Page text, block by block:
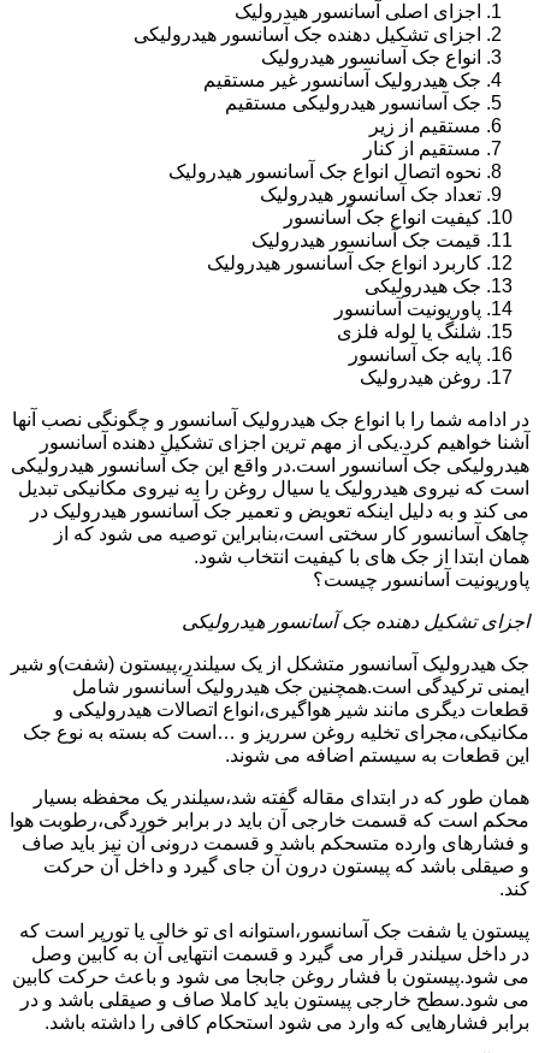
اجزای اصلی آسانسور هیدرولیک
اجزای تشکیل دهنده جک آسانسور هیدرولیکی
انواع جک آسانسور هیدرولیک
جک هیدرولیک آسانسور غیر مستقیم
جک آسانسور هیدرولیکی مستقیم
مستقیم از زیر
مستقیم از کنار
نحوه اتصال انواع جک آسانسور هیدرولیک
تعداد جک آسانسور هیدرولیک
کیفیت انواع جک آسانسور
قیمت جک آسانسور هیدرولیک
کاربرد انواع جک آسانسور هیدرولیک
جک هیدرولیکی
پاوریونیت آسانسور
شلنگ یا لوله فلزی
پایه جک آسانسور
روغن هیدرولیک
در ادامه شما را با انواع جک هیدرولیک آسانسور و چگونگی نصب آنها
آشنا خواهیم کرد.یکی از مهم ترین اجزای تشکیل دهنده آسانسور
هیدرولیکی جک آسانسور است.در واقع این جک آسانسور هیدرولیکی
است که نیروی هیدرولیک یا سیال روغن را به نیروی مکانیکی تبدیل
می کند و به دلیل اینکه تعویض و تعمیر جک آسانسور هیدرولیک در
چاهک آسانسور کار سختی است،بنابراین توصیه می شود که از
همان ابتدا از جک های با کیفیت انتخاب شود.
پاوریونیت آسانسور چیست؟
اجزای تشکیل دهنده جک آسانسور هیدرولیکی
جک هیدرولیک آسانسور متشکل از یک سیلندر،پیستون (شفت)و شیر
ایمنی ترکیدگی است.همچنین جک هیدرولیک آسانسور شامل
قطعات دیگری مانند شیر هواگیری،انواع اتصالات هیدرولیکی و
مکانیکی،مجرای تخلیه روغن سرریز و …است که بسته به نوع جک
این قطعات به سیستم اضافه می شوند.
همان طور که در ابتدای مقاله گفته شد،سیلندر یک محفظه بسیار
محکم است که قسمت خارجی آن باید در برابر خوردگی،رطوبت هوا
و فشارهای وارده متسحکم باشد و قسمت درونی آن نیز باید صاف
و صیقلی باشد که پیستون درون آن جای گیرد و داخل آن حرکت
کند.
پیستون یا شفت جک آسانسور،استوانه ای تو خالی یا تورپر است که
در داخل سیلندر قرار می گیرد و قسمت انتهایی آن به کابین وصل
می شود.پیستون با فشار روغن جابجا می شود و باعث حرکت کابین
می شود.سطح خارجی پیستون باید کاملا صاف و صیقلی باشد و در
برابر فشارهایی که وارد می شود استحکام کافی را داشته باشد.